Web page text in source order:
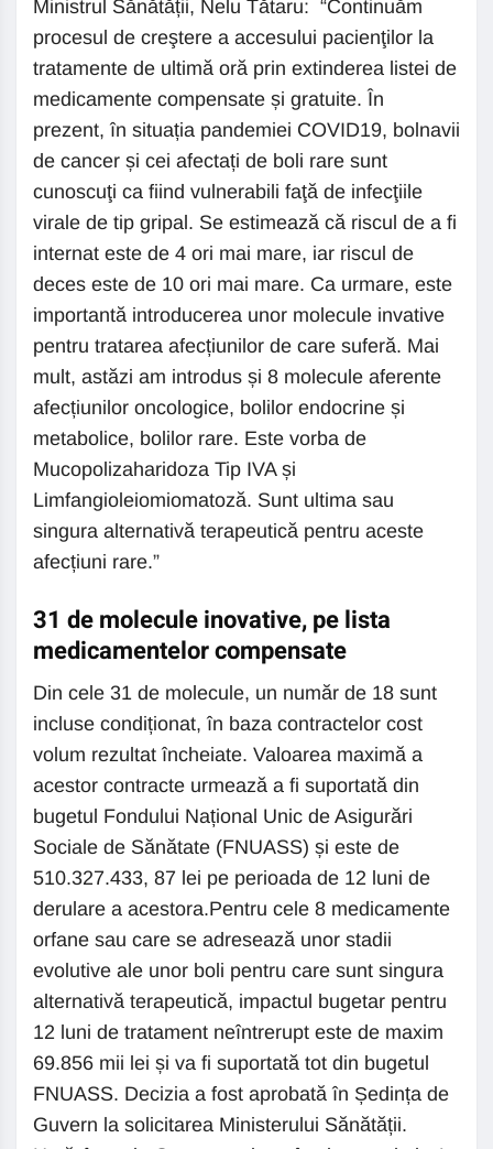
Ministrul Sănătății, Nelu Tătaru: “Continuăm
procesul de creştere a accesului pacienţilor la
tratamente de ultimă oră prin extinderea listei de
medicamente compensate și gratuite. În
prezent, în situația pandemiei COVID19, bolnavii
de cancer și cei afectați de boli rare sunt
cunoscuţi ca fiind vulnerabili faţă de infecţiile
virale de tip gripal. Se estimează că riscul de a fi
internat este de 4 ori mai mare, iar riscul de
deces este de 10 ori mai mare. Ca urmare, este
importantă introducerea unor molecule invative
pentru tratarea afecțiunilor de care suferă. Mai
mult, astăzi am introdus și 8 molecule aferente
afecțiunilor oncologice, bolilor endocrine și
metabolice, bolilor rare. Este vorba de
Mucopolizaharidoza Tip IVA și
Limfangioleiomiomatoză. Sunt ultima sau
singura alternativă terapeutică pentru aceste
afecțiuni rare.”
31 de molecule inovative, pe lista
medicamentelor compensate
Din cele 31 de molecule, un număr de 18 sunt
incluse condiționat, în baza contractelor cost
volum rezultat încheiate. Valoarea maximă a
acestor contracte urmează a fi suportată din
bugetul Fondului Național Unic de Asigurări
Sociale de Sănătate (FNUASS) și este de
510.327.433, 87 lei pe perioada de 12 luni de
derulare a acestora.Pentru cele 8 medicamente
orfane sau care se adresează unor stadii
evolutive ale unor boli pentru care sunt singura
alternativă terapeutică, impactul bugetar pentru
12 luni de tratament neîntrerupt este de maxim
69.856 mii lei și va fi suportată tot din bugetul
FNUASS. Decizia a fost aprobată în Ședința de
Guvern la solicitarea Ministerului Sănătății.